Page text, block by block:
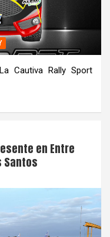
Cautiva Rally Sport
en Entre
Santos